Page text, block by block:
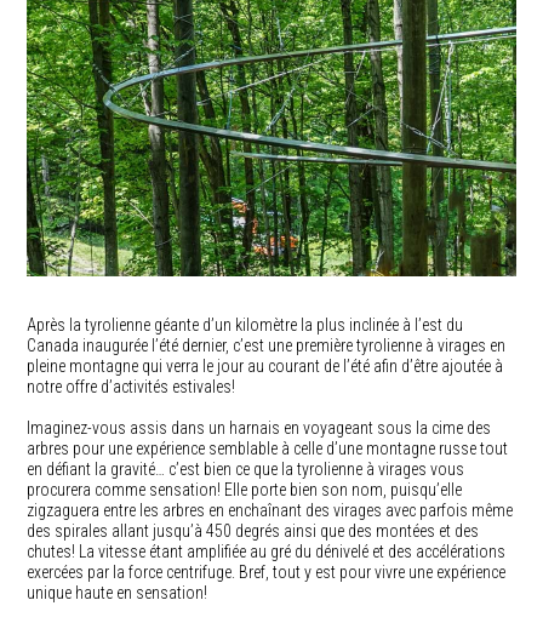
Après la tyrolienne géante d’un kilomètre la plus inclinée à l’est du
Canada inaugurée l’été dernier, c’est une première tyrolienne à virages en
pleine montagne qui verra le jour au courant de l’été afin d’être ajoutée à
notre offre d’activités estivales!
Imaginez-vous assis dans un harnais en voyageant sous la cime des
arbres pour une expérience semblable à celle d’une montagne russe tout
en défiant la gravité… c’est bien ce que la tyrolienne à virages vous
procurera comme sensation! Elle porte bien son nom, puisqu’elle
zigzaguera entre les arbres en enchaînant des virages avec parfois même
des spirales allant jusqu’à 450 degrés ainsi que des montées et des
chutes! La vitesse étant amplifiée au gré du dénivelé et des accélérations
exercées par la force centrifuge. Bref, tout y est pour vivre une expérience
unique haute en sensation!